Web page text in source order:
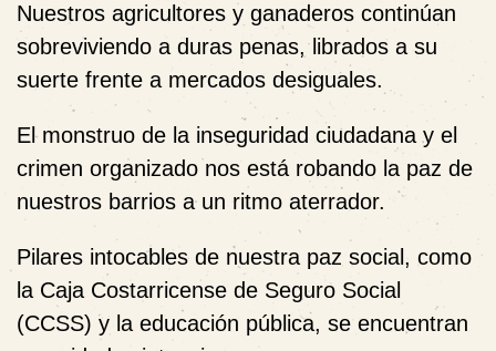
Nuestros agricultores y ganaderos continúan
sobreviviendo a duras penas, librados a su
suerte frente a mercados desiguales.
El monstruo de la inseguridad ciudadana y el
crimen organizado nos está robando la paz de
nuestros barrios a un ritmo aterrador.
Pilares intocables de nuestra paz social, como
la Caja Costarricense de Seguro Social
(CCSS) y la educación pública, se encuentran